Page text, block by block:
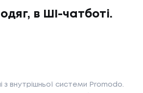
в ШІ-чатботі.
з внутрішньої системи Promodo.